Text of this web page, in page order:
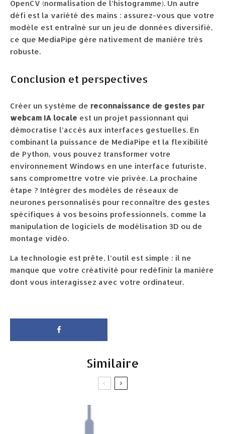
OpenCV (normalisation de l’histogramme). Un autre
défi est la variété des mains : assurez-vous que votre
modèle est entraîné sur un jeu de données diversifié,
ce que MediaPipe gère nativement de manière très
robuste.
Conclusion et perspectives
Créer un système de reconnaissance de gestes par
webcam IA locale est un projet passionnant qui
démocratise l’accès aux interfaces gestuelles. En
combinant la puissance de MediaPipe et la flexibilité
de Python, vous pouvez transformer votre
environnement Windows en une interface futuriste,
sans compromettre votre vie privée. La prochaine
étape ? Intégrer des modèles de réseaux de
neurones personnalisés pour reconnaître des gestes
spécifiques à vos besoins professionnels, comme la
manipulation de logiciels de modélisation 3D ou de
montage vidéo.
La technologie est prête, l’outil est simple : il ne
manque que votre créativité pour redéfinir la manière
dont vous interagissez avec votre ordinateur.
Similaire